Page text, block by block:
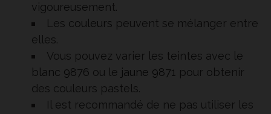
vigoureusement.
Les couleurs peuvent se mélanger entre
elles.
Vous pouvez varier les teintes avec le
blanc 9876 ou le jaune 9871 pour obtenir
des couleurs pastels.
Il est recommandé de ne pas utiliser les